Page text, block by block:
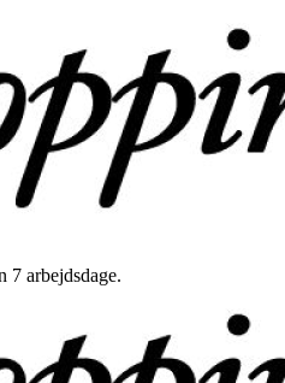
7 arbejdsdage.